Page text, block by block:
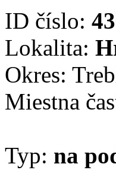
ID číslo:
Lokalita:
Okres:
Miestna
Typ: na